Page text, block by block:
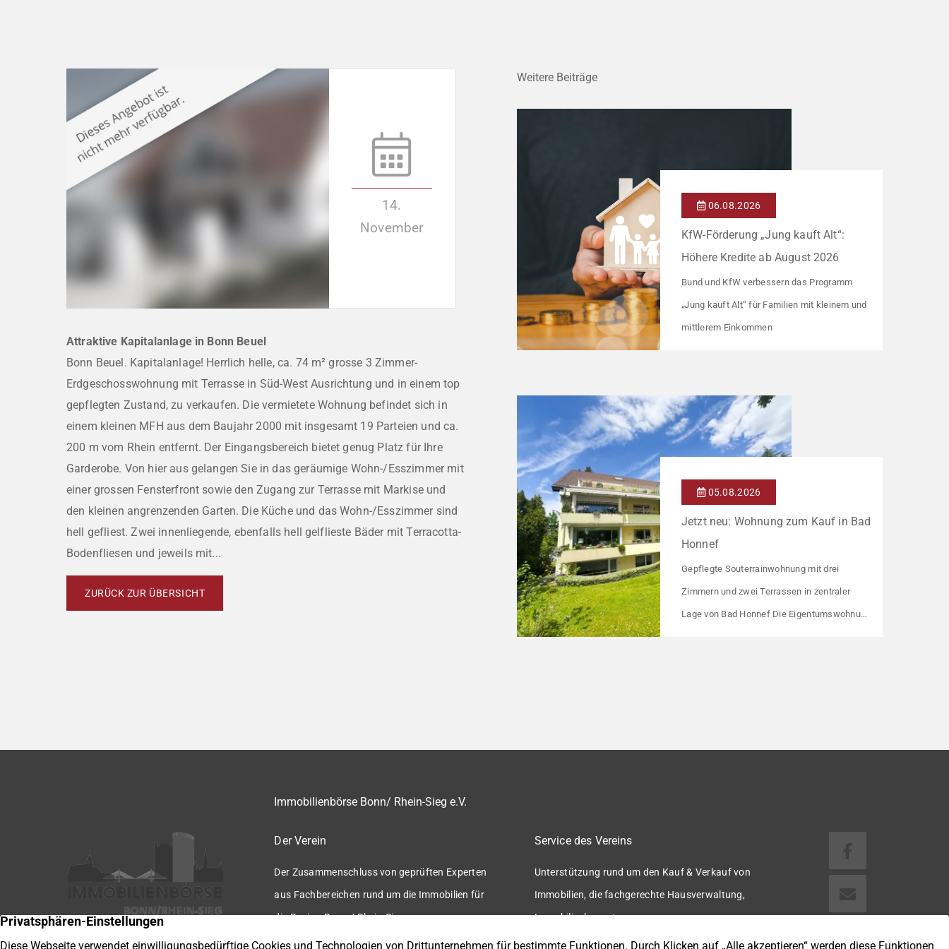
14.
November
Attraktive Kapitalanlage in Bonn Beuel
Bonn Beuel. Kapitalanlage! Herrlich helle, ca. 74 m² grosse 3 Zimmer-
Erdgeschosswohnung mit Terrasse in Süd-West Ausrichtung und in einem top
gepflegten Zustand, zu verkaufen. Die vermietete Wohnung befindet sich in
einem kleinen MFH aus dem Baujahr 2000 mit insgesamt 19 Parteien und ca.
200 m vom Rhein entfernt. Der Eingangsbereich bietet genug Platz für Ihre
Garderobe. Von hier aus gelangen Sie in das geräumige Wohn-/Esszimmer mit
einer grossen Fensterfront sowie den Zugang zur Terrasse mit Markise und
den kleinen angrenzenden Garten. Die Küche und das Wohn-/Esszimmer sind
hell gefliest. Zwei innenliegende, ebenfalls hell gelflieste Bäder mit Terracotta-
Bodenfliesen und jeweils mit...
ZURÜCK ZUR ÜBERSICHT
Weitere Beiträge
06.08.2026
KfW-Förderung „Jung kauft Alt“:
Höhere Kredite ab August 2026
Bund und KfW verbessern das Programm
„Jung kauft Alt“ für Familien mit kleinem und
mittlerem Einkommen
05.08.2026
Jetzt neu: Wohnung zum Kauf in Bad
Honnef
Gepflegte Souterrainwohnung mit drei
Zimmern und zwei Terrassen in zentraler
Lage von Bad Honnef Die Eigentumswohnung
ca. 104 m² verteilt sich auf 3 helle und
Immobilienbörse Bonn/ Rhein-Sieg e.V.
Der Verein
Der Zusammenschluss von geprüften Experten
aus Fachbereichen rund um die Immobilien für
die Region Bonn / Rhein-Sieg.
Service des Vereins
Unterstützung rund um den Kauf & Verkauf von
Immobilien, die fachgerechte Hausverwaltung,
Immobilienbewertung u.v.m.